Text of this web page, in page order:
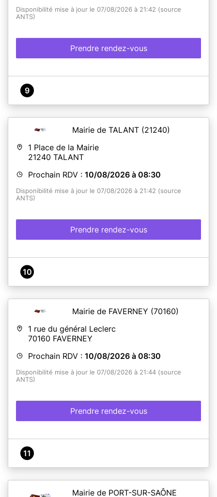
Disponibilité mise à jour le 07/08/2026 à 21:42 (source
ANTS)
Prendre rendez-vous
9
Mairie de TALANT (21240)
1 Place de la Mairie
21240 TALANT
Prochain RDV : 10/08/2026 à 08:30
Disponibilité mise à jour le 07/08/2026 à 21:42 (source
ANTS)
Prendre rendez-vous
10
Mairie de FAVERNEY (70160)
1 rue du général Leclerc
70160 FAVERNEY
Prochain RDV : 10/08/2026 à 08:30
Disponibilité mise à jour le 07/08/2026 à 21:44 (source
ANTS)
Prendre rendez-vous
11
Mairie de PORT-SUR-SAÔNE